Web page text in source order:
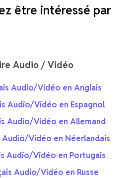
être intéressé par
Audio / Vidéo
Audio/Vidéo en Anglais
Audio/Vidéo en Espagnol
Audio/Vidéo en Allemand
Audio/Vidéo en Néerlandais
Audio/Vidéo en Portugais
Audio/Vidéo en Russe